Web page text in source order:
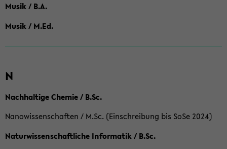
Musik / B.A.
Musik / M.Ed.
N
Nachhaltige Chemie / B.Sc.
Nanowissenschaften / M.Sc. (Einschreibung bis SoSe 2024)
Naturwissenschaftliche Informatik / B.Sc.